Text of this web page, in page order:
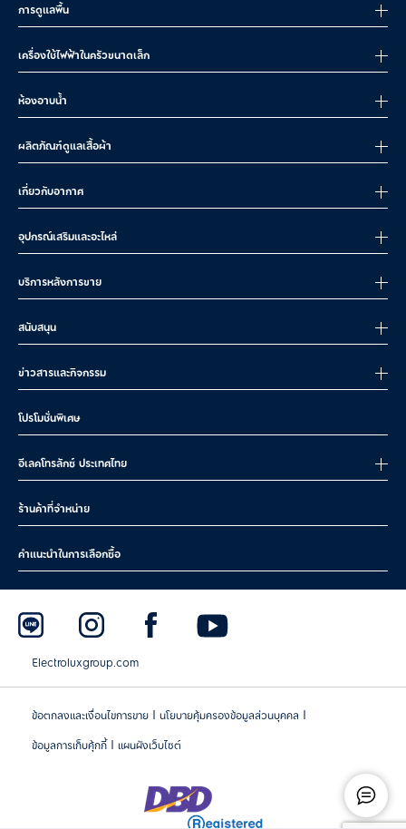
การดูแลพื้น
เครื่องใช้ไฟฟ้าในครัวขนาดเล็ก
ห้องอาบน้ำ
ผลิตภัณฑ์ดูแลเสื้อผ้า
เกี่ยวกับอากาศ
อุปกรณ์เสริมและอะไหล่
บริการหลังการขาย
สนับสนุน
ข่าวสารและกิจกรรม
โปรโมชั่นพิเศษ
อีเลคโทรลักซ์ ประเทศไทย
ร้านค้าที่จำหน่าย
คำแนะนำในการเลือกซื้อ
Electroluxgroup.com
ข้อตกลงและเงื่อนไขการขาย | นโยบายคุ้มครองข้อมูลส่วนบุคคล |
ข้อมูลการเก็บคุ้กกี้ | แผนผังเว็บไซต์